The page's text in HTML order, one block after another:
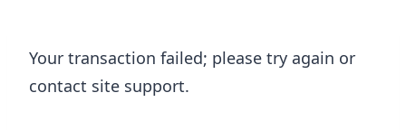
Your transaction failed; please try again or
contact site support.